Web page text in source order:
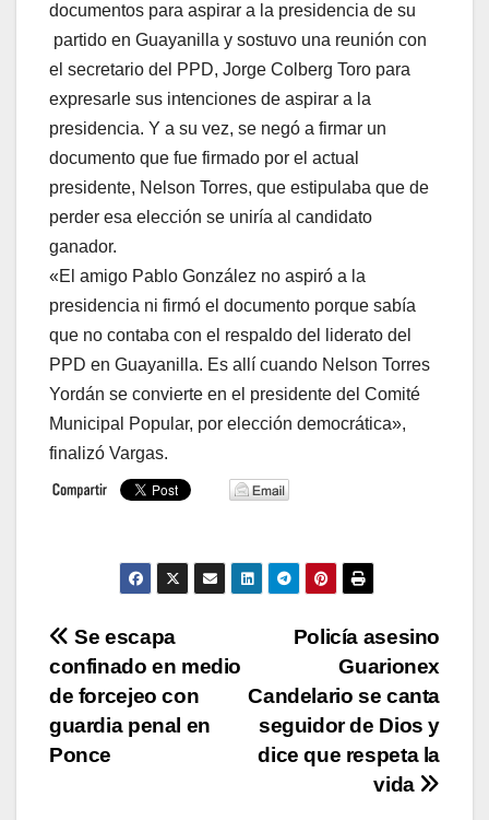
documentos para aspirar a la presidencia de su
partido en Guayanilla y sostuvo una reunión con
el secretario del PPD, Jorge Colberg Toro para
expresarle sus intenciones de aspirar a la
presidencia. Y a su vez, se negó a firmar un
documento que fue firmado por el actual
presidente, Nelson Torres, que estipulaba que de
perder esa elección se uniría al candidato
ganador.
«El amigo Pablo González no aspiró a la
presidencia ni firmó el documento porque sabía
que no contaba con el respaldo del liderato del
PPD en Guayanilla. Es allí cuando Nelson Torres
Yordán se convierte en el presidente del Comité
Municipal Popular, por elección democrática»,
finalizó Vargas.
Navegación
de
entradas
Policía asesino
Guarionex
Candelario se canta
seguidor de Dios y
dice que respeta la
vida
Se escapa
confinado en medio
de forcejeo con
guardia penal en
Ponce